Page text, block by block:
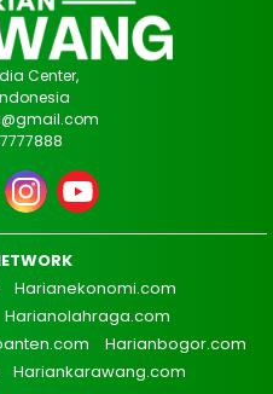
Center,
Harianekonomi.com
Harianolahraga.com
Harianbogor.com
Hariankarawang.com